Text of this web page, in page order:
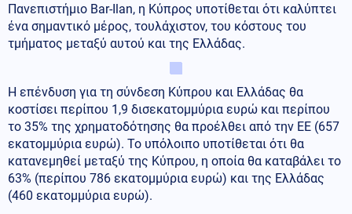
Πανεπιστήμιο Bar-Ilan, η Κύπρος υποτίθεται ότι καλύπτει
ένα σημαντικό μέρος, τουλάχιστον, του κόστους του
τμήματος μεταξύ αυτού και της Ελλάδας.
Η επένδυση για τη σύνδεση Κύπρου και Ελλάδας θα
κοστίσει περίπου 1,9 δισεκατομμύρια ευρώ και περίπου
το 35% της χρηματοδότησης θα προέλθει από την ΕΕ (657
εκατομμύρια ευρώ). Το υπόλοιπο υποτίθεται ότι θα
κατανεμηθεί μεταξύ της Κύπρου, η οποία θα καταβάλει το
63% (περίπου 786 εκατομμύρια ευρώ) και της Ελλάδας
(460 εκατομμύρια ευρώ).